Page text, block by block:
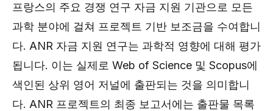
프랑스의 주요 경쟁 연구 자금 지원 기관으로 모든
과학 분야에 걸쳐 프로젝트 기반 보조금을 수여합니
다. ANR 자금 지원 연구는 과학적 영향에 대해 평가
됩니다. 이는 실제로 Web of Science 및 Scopus에
색인된 상위 영어 저널에 출판되는 것을 의미합니
다. ANR 프로젝트의 최종 보고서에는 출판물 목록